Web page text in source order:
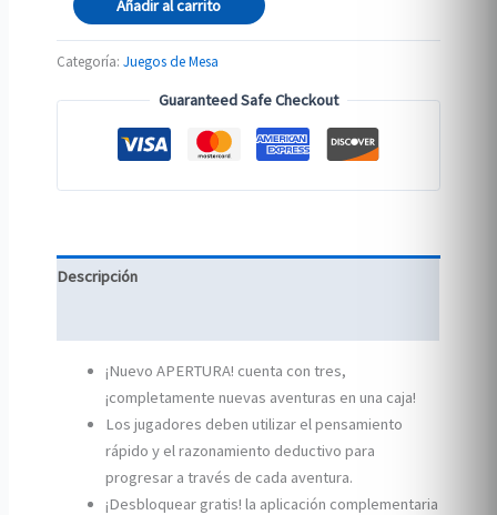
UNLOCK!
Aventuras
cantidad
Añadir al carrito
Categoría:Juegos de Mesa
Guaranteed Safe Checkout
Descripción
¡Nuevo APERTURA! cuenta con tres,
¡completamente nuevas aventuras en una caja!
Los jugadores deben utilizar el pensamiento
rápido y el razonamiento deductivo para
progresar a través de cada aventura.
¡Desbloquear gratis! la aplicación complementaria